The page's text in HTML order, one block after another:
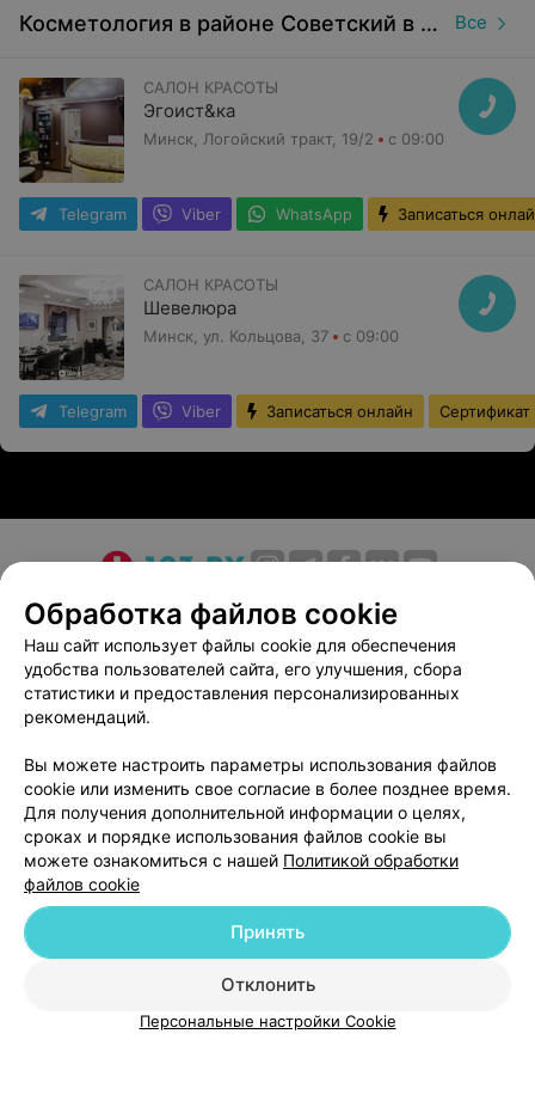
Косметология в районе Советский в Минске Все
САЛОН КРАСОТЫ
Эгоист&ка
Минск, Логойский тракт, 19/2 с 09:00
Telegram Viber WhatsApp Записаться
САЛОН КРАСОТЫ
Шевелюра
Минск, ул. Кольцова, 37 с 09:00
Telegram Viber Записаться онлайн Сертификат
О проекте Новости проекта
Размещение рекламы
Медицинский маркетинг
Публичный договор
Пользовательское соглашение
Способы оплаты
Вакансии
Партнеры
Написать в поддержку
Персональные настройки cookie
Обработка персональных данных
г. Минск, улица Толбухина, 2, пом. 16 | help@103.by
ВЫ ВЛАДЕЛЕЦ?
Обработка файлов cookie
Наш сайт использует файлы cookie для обеспечения
удобства пользователей сайта, его улучшения, сбора
статистики и предоставления персонализированных
рекомендаций.
Вы можете настроить параметры использования файлов
cookie или изменить свое согласие в более позднее время.
Для получения дополнительной информации о целях,
сроках и порядке использования файлов cookie вы
можете ознакомиться с нашей Политикой обработки
файлов cookie
Отклонить
Принять
Персональные настройки Cookie